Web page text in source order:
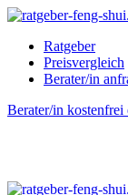
Ratgeber
Preisvergleich
Berater/in
Berater/in kostenfrei